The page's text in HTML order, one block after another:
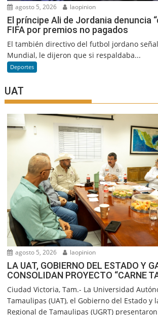
agosto 5, 2026 laopinion
El príncipe Ali de Jordania denuncia
FIFA por premios no pagados
El también directivo del futbol jordano
Mundial, le dijeron que si respaldaba...
Deportes
UAT
agosto 5, 2026 laopinion
LA UAT, GOBIERNO DEL ESTADO Y
CONSOLIDAN PROYECTO “CARNE
Ciudad Victoria, Tam.- La Universidad
Tamaulipas (UAT), el Gobierno del Estado y
Regional de Tamaulipas (UGRT)